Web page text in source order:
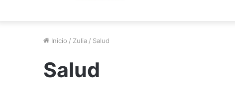
Inicio / Zulia / Salud
Salud